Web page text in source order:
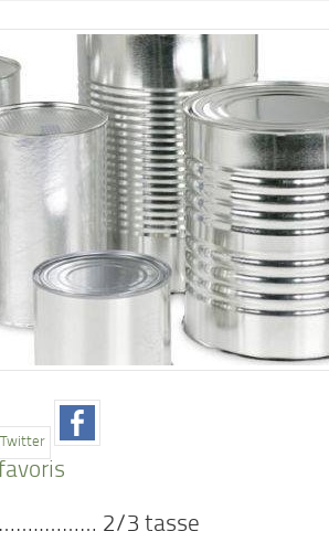
……… 2/3 tasse